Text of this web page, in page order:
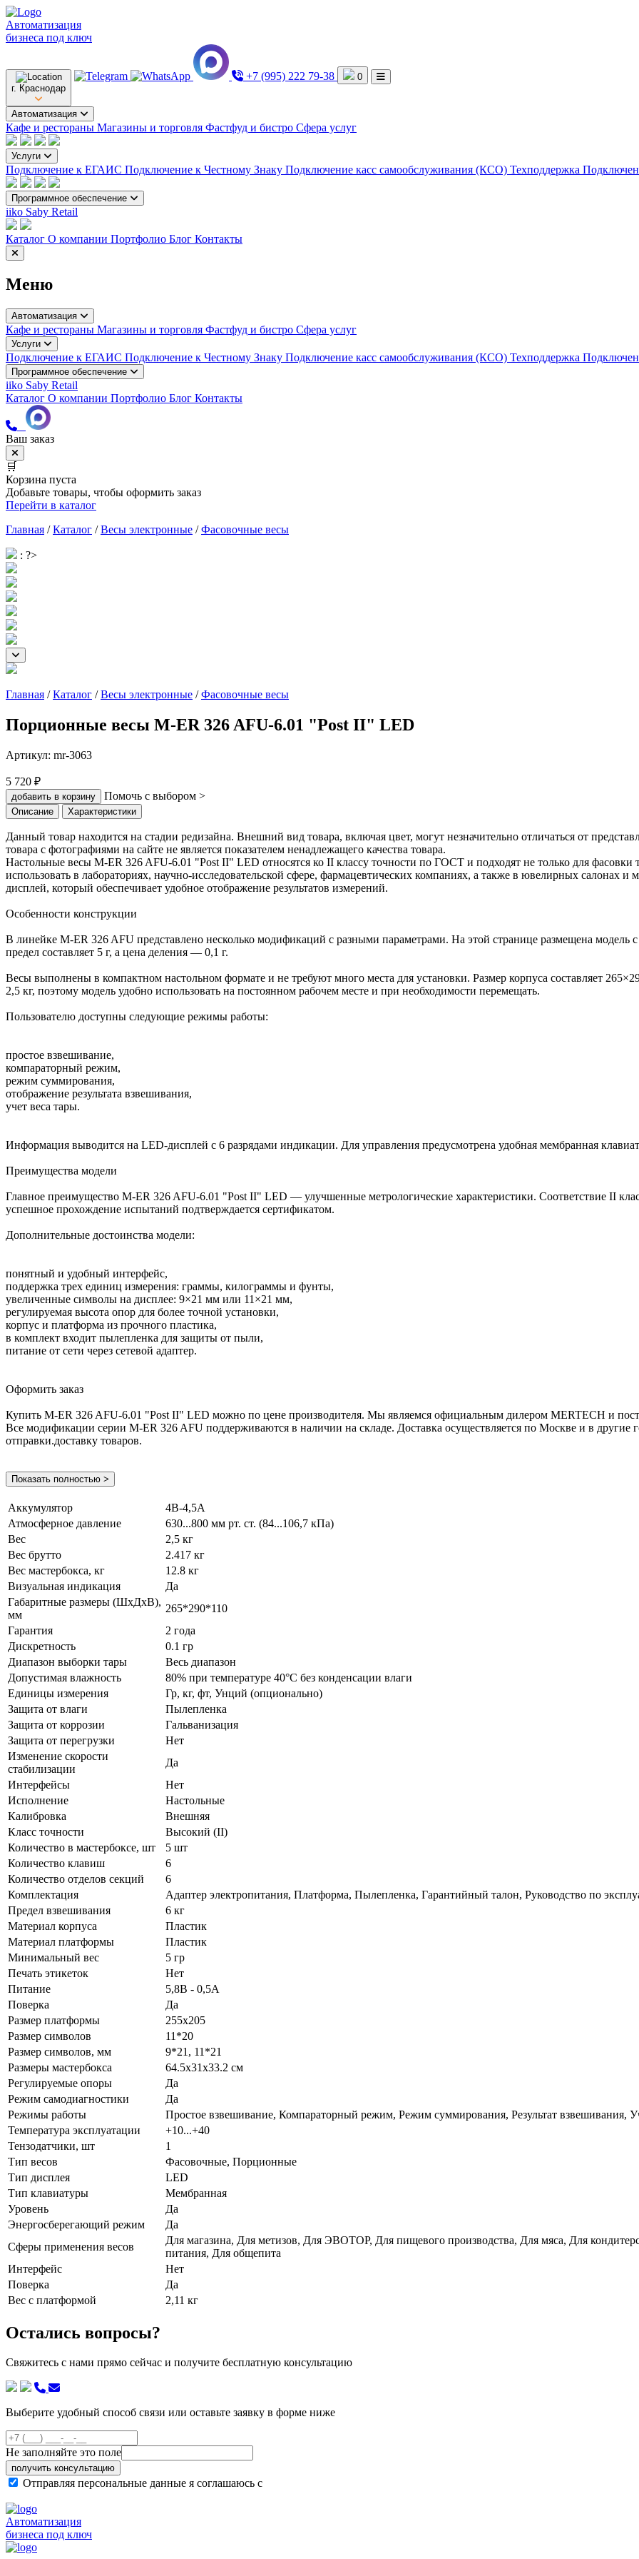
Автоматизация
бизнеса под ключ
г. Краснодар
+7 (995) 222 79-38 0
Автоматизация
Кафе и рестораны Магазины и торговля Фастфуд и бистро Сфера услуг
Услуги
Подключение к ЕГАИС Подключение к Честному Знаку Подключение касс самообслуживания (КСО) Техподдержка
Программное обеспечение
iiko Saby Retail
Каталог О компании Портфолио Блог Контакты
Меню
Автоматизация
Кафе и рестораны Магазины и торговля Фастфуд и бистро Сфера услуг
Услуги
Подключение к ЕГАИС Подключение к Честному Знаку Подключение касс самообслуживания (КСО) Техподдержка
Программное обеспечение
iiko Saby Retail
Каталог О компании Портфолио Блог Контакты
Ваш заказ
🛒
Корзина пуста
Добавьте товары, чтобы оформить заказ
Перейти в каталог
Главная /Каталог /Весы электронные /Фасовочные весы
: ?>
Главная /Каталог /Весы электронные /Фасовочные весы
Порционные весы M-ER 326 AFU-6.01 "Post II" LED
Артикул: mr-3063
5 720 ₽
добавить в корзину Помочь с выбором >
Описание Характеристики
Данный товар находится на стадии редизайна. Внешний вид товара, включая цвет, могут незначительно отличаться от
товара с фотографиями на сайте не является показателем ненадлежащего качества товара.
Настольные весы M-ER 326 AFU-6.01 "Post II" LED относятся ко II классу точности по ГОСТ и подходят не только для
использовать в лабораториях, научно-исследовательской сфере, фармацевтических компаниях, а также в ювелирных салонах
дисплей, который обеспечивает удобное отображение результатов измерений.
Особенности конструкции
В линейке M-ER 326 AFU представлено несколько модификаций с разными параметрами. На этой странице размещена
предел составляет 5 г, а цена деления — 0,1 г.
Весы выполнены в компактном настольном формате и не требуют много места для установки. Размер корпуса составляет
2,5 кг, поэтому модель удобно использовать на постоянном рабочем месте и при необходимости перемещать.
Пользователю доступны следующие режимы работы:
простое взвешивание,
компараторный режим,
режим суммирования,
отображение результата взвешивания,
учет веса тары.
Информация выводится на LED-дисплей с 6 разрядами индикации. Для управления предусмотрена удобная мембранная
Преимущества модели
Главное преимущество M-ER 326 AFU-6.01 "Post II" LED — улучшенные метрологические характеристики. Соответствие II
успешное прохождение испытаний подтверждается сертификатом.
Дополнительные достоинства модели:
понятный и удобный интерфейс,
поддержка трех единиц измерения: граммы, килограммы и фунты,
увеличенные символы на дисплее: 9×21 мм или 11×21 мм,
регулируемая высота опор для более точной установки,
корпус и платформа из прочного пластика,
в комплект входит пылепленка для защиты от пыли,
питание от сети через сетевой адаптер.
Оформить заказ
Купить M-ER 326 AFU-6.01 "Post II" LED можно по цене производителя. Мы являемся официальным дилером MERTECH и
Все модификации серии M-ER 326 AFU поддерживаются в наличии на складе. Доставка осуществляется по Москве и в другие
отправки.доставку товаров.
Показать полностью >
Аккумулятор
4В-4,5А
Атмосферное давление
630...800 мм рт. ст. (84...106,7 кПа)
Вес
2,5 кг
Вес брутто
2.417 кг
Вес мастербокса, кг
12.8 кг
Визуальная индикация
Да
Габаритные размеры (ШхДхВ),
мм
265*290*110
Гарантия
2 года
Дискретность
0.1 гр
Диапазон выборки тары
Весь диапазон
Допустимая влажность
80% при температуре 40°С без конденсации влаги
Единицы измерения
Гр, кг, фт, Унций (опционально)
Защита от влаги
Пылепленка
Защита от коррозии
Гальванизация
Защита от перегрузки
Нет
Изменение скорости
стабилизации
Да
Интерфейсы
Нет
Исполнение
Настольные
Калибровка
Внешняя
Класс точности
Высокий (II)
Количество в мастербоксе, шт
5 шт
Количество клавиш
6
Количество отделов секций
6
Комплектация
Адаптер электропитания, Платформа, Пылепленка, Гарантийный талон, Руководство по
Предел взвешивания
6 кг
Материал корпуса
Пластик
Материал платформы
Пластик
Минимальный вес
5 гр
Печать этикеток
Нет
Питание
5,8В - 0,5А
Поверка
Да
Размер платформы
255х205
Размер символов
11*20
Размер символов, мм
9*21, 11*21
Размеры мастербокса
64.5х31х33.2 см
Регулируемые опоры
Да
Режим самодиагностики
Да
Режимы работы
Простое взвешивание, Компараторный режим, Режим суммирования, Результат взвешивания,
Температура эксплуатации
+10...+40
Тензодатчики, шт
1
Тип весов
Фасовочные, Порционные
Тип дисплея
LED
Тип клавиатуры
Мембранная
Уровень
Да
Энергосберегающий режим
Да
Сферы применения весов
Для магазина, Для метизов, Для ЭВОТОР, Для пищевого производства, Для мяса, Для
питания, Для общепита
Интерфейс
Нет
Поверка
Да
Вес с платформой
2,11 кг
Остались вопросы?
Свяжитесь с нами прямо сейчас и получите бесплатную консультацию
Выберите удобный способ связи или оставьте заявку в форме ниже
Не заполняйте это поле
получить консультацию
Отправляя персональные данные я соглашаюсь с
Автоматизация
бизнеса под ключ